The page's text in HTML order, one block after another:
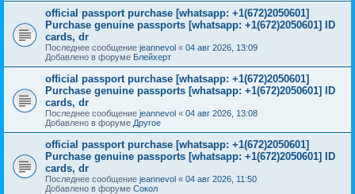
official passport purchase [whatsapp: +1(672)2050601]
Purchase genuine passports [whatsapp: +1(672)2050601] ID
cards, dr
Последнее сообщение jeannevol « 04 авг 2026, 13:09
Добавлено в форуме Блейхерт
official passport purchase [whatsapp: +1(672)2050601]
Purchase genuine passports [whatsapp: +1(672)2050601] ID
cards, dr
Последнее сообщение jeannevol « 04 авг 2026, 13:08
Добавлено в форуме Другое
official passport purchase [whatsapp: +1(672)2050601]
Purchase genuine passports [whatsapp: +1(672)2050601] ID
cards, dr
Последнее сообщение jeannevol « 04 авг 2026, 11:50
Добавлено в форуме Сокол